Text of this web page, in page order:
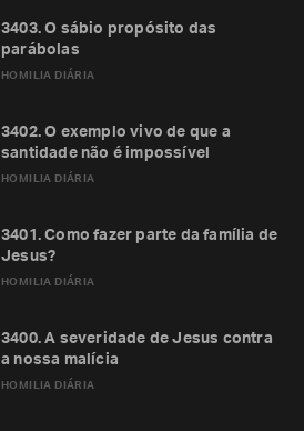
HOMILIA DIÁRIA
3403. O sábio propósito das
parábolas
HOMILIA DIÁRIA
3402. O exemplo vivo de que a
santidade não é impossível
HOMILIA DIÁRIA
3401. Como fazer parte da família de
Jesus?
HOMILIA DIÁRIA
3400. A severidade de Jesus contra
a nossa malícia